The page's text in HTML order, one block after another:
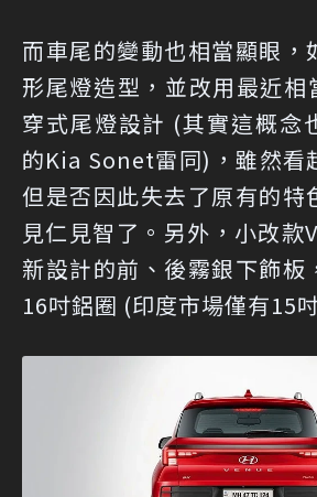
而車尾的變動也相當顯眼，
形尾燈造型，並改用最近相
穿式尾燈設計 (其實這概念
的Kia Sonet雷同)，雖然看
但是否因此失去了原有的特
見仁見智了。另外，小改款
新設計的前、後霧銀下飾板
16吋鋁圈 (印度市場僅有15